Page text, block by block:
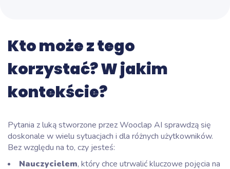
Kto może z tego
korzystać? W jakim
kontekście?
Pytania z luką stworzone przez Wooclap AI sprawdzą się
doskonale w wielu sytuacjach i dla różnych użytkowników.
Bez względu na to, czy jesteś:
Nauczycielem, który chce utrwalić kluczowe pojęcia na